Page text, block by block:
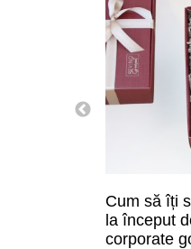
Cum să îți
la început
corporate